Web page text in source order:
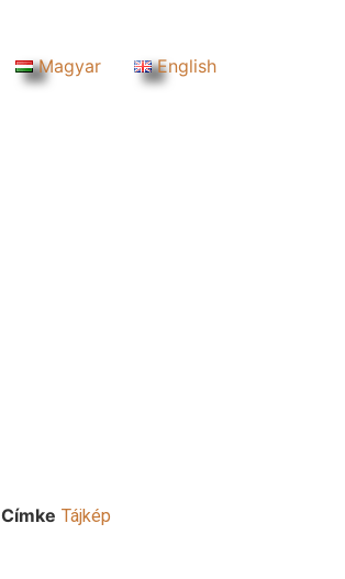
Magyar English
Címke Tájkép